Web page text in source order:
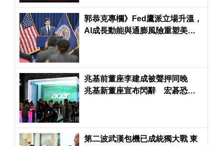
郭恭克專欄》Fed鷹派立場升溫，
AI成長動能與通膨風險重塑美、
兆基前董座李建成被聲押同晚
兆基新董座宣布閃辭 宏碁恐得
第二波武漢包機已成統獨大戰 東